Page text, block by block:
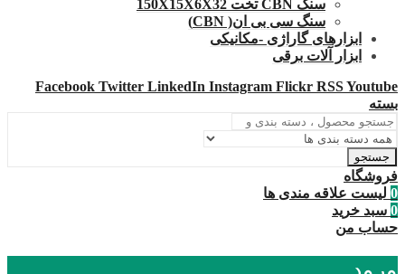
سنگ CBN تخت 150X15X6X32
سنگ سی بی ان( CBN)
ابزارهای گاراژی -مکانیکی
ابزار آلات برقی
Facebook Twitter LinkedIn Instagram Flickr RSSYoutube
بسته
جستجو
فروشگاه
0 لیست علاقه مندی ها
0 سبد خرید
حساب من